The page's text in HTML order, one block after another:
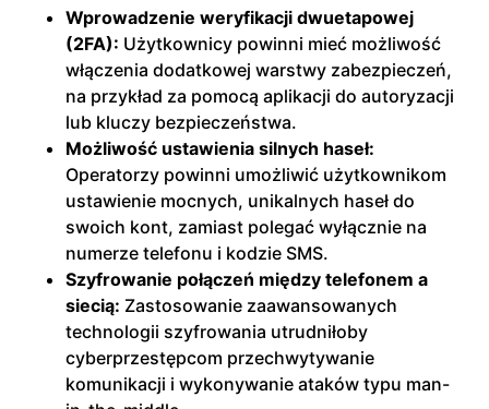
Wprowadzenie weryfikacji dwuetapowej
(2FA): Użytkownicy powinni mieć możliwość
włączenia dodatkowej warstwy zabezpieczeń,
na przykład za pomocą aplikacji do autoryzacji
lub kluczy bezpieczeństwa.
Możliwość ustawienia silnych haseł:
Operatorzy powinni umożliwić użytkownikom
ustawienie mocnych, unikalnych haseł do
swoich kont, zamiast polegać wyłącznie na
numerze telefonu i kodzie SMS.
Szyfrowanie połączeń między telefonem a
siecią: Zastosowanie zaawansowanych
technologii szyfrowania utrudniłoby
cyberprzestępcom przechwytywanie
komunikacji i wykonywanie ataków typu man-